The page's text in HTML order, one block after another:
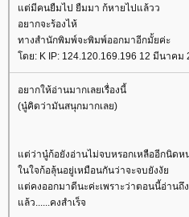
ต่มีคนยืมไป ยืมมา ก้หายไปแล้วว
อยากจะร้องไห้
ทางสำนักพิมพ์จะพิมพ์ออกมาอีกมั้ยค่ะ
ดย: K IP: 124.120.169.196 12 มีนาคม
อยากให้อ่านมากเลยเรื่องนี้
(นู๋คิดว่ามันสนุกมากเลย)
ต่ว่านู๋ก้อยังอ่านไม่จบหรอกเหลืออีกนิด
นใจก้อลุ้นอยู่เหมือนกันว่าจะจบยังงั
ต่คงออกมาดีนะค่ะเพราะว่าตอนนี้อ่านถึ
ล้ว......คงสำเร็จ